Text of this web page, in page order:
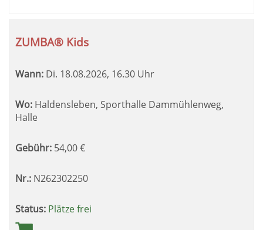
ZUMBA® Kids
Wann: Di. 18.08.2026, 16.30 Uhr
Wo: Haldensleben, Sporthalle Dammühlenweg,
Halle
Gebühr: 54,00€
Nr.: N262302250
Status: Plätze frei